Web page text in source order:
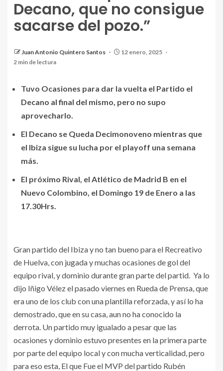
Decano, que no consigue
sacarse del pozo.”
Juan Antonio Quintero Santos
12 enero, 2025
2 min de lectura
Tuvo Ocasiones para dar la vuelta el Partido el
Decano al final del mismo, pero no supo
aprovecharlo.
El Decano se Queda Decimonoveno mientras que
el Ibiza sigue su lucha por el playoff una semana
más.
El próximo Rival, el Atlético de Madrid B en el
Nuevo Colombino, el Domingo 19 de Enero a las
17.30Hrs.
Gran partido del Ibiza y no tan bueno para el Recreativo
de Huelva, con jugada y muchas ocasiones de gol del
equipo rival, y dominio durante gran parte del partid. Ya lo
dijo Iñigo Vélez el pasado viernes en Rueda de Prensa, que
era uno de los club con una plantilla reforzada, y así lo ha
demostrado, que en su casa, aun no ha conocido la
derrota. Un partido muy igualado a pesar que las
ocasiones y dominio estuvo presentes en la primera parte
por parte del equipo local y con mucha verticalidad, pero
para eso esta, El que Fue el MVP del partido Rubén